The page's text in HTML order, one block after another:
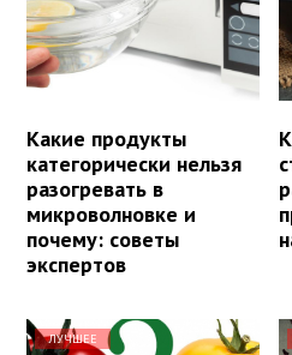
Какие продукты
категорически нельзя
разогревать в
микроволновке и
почему: советы
экспертов
ЛУЧШЕЕ